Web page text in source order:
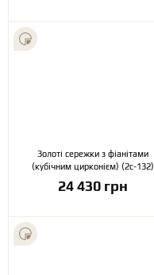
Золоті сережки з фіанітами
(кубічним цирконієм) (2с-132)
24 430 грн